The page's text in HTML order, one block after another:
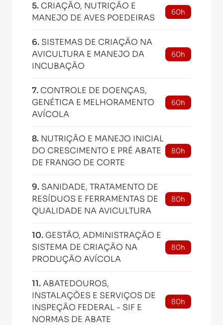
5. CRIAÇÃO, NUTRIÇÃO E
MANEJO DE AVES POEDEIRAS
60h
6. SISTEMAS DE CRIAÇÃO NA
AVICULTURA E MANEJO DA
INCUBAÇÃO
60h
7. CONTROLE DE DOENÇAS,
GENÉTICA E MELHORAMENTO
AVÍCOLA
60h
8. NUTRIÇÃO E MANEJO INICIAL
DO CRESCIMENTO E PRÉ ABATE
DE FRANGO DE CORTE
80h
9. SANIDADE, TRATAMENTO DE
RESÍDUOS E FERRAMENTAS DE
QUALIDADE NA AVICULTURA
80h
10. GESTÃO, ADMINISTRAÇÃO E
SISTEMA DE CRIAÇÃO NA
PRODUÇÃO AVÍCOLA
80h
11.ABATEDOUROS,
INSTALAÇÕES E SERVIÇOS DE
INSPEÇÃO FEDERAL - SIF E
NORMAS DE ABATE
80h